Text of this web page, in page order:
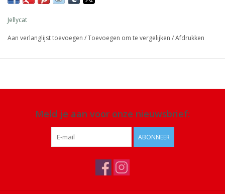
Afmeting: 26 x 12 x 8 cm
Materiaal: 100% polyester
Details: geschikt voor alle leeftijden. Alleen handwas, niet in de
Jellycat
Aan verlanglijst toevoegen /Toevoegen om te vergelijken /Afdrukken
Meld je aan voor onze nieuwsbrief:
ABONNEER